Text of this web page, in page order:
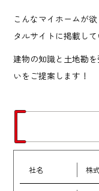
こんなマイホームが
タルサイトに掲載して
建物の知識と土地勘
いをご提案します！
社名 株